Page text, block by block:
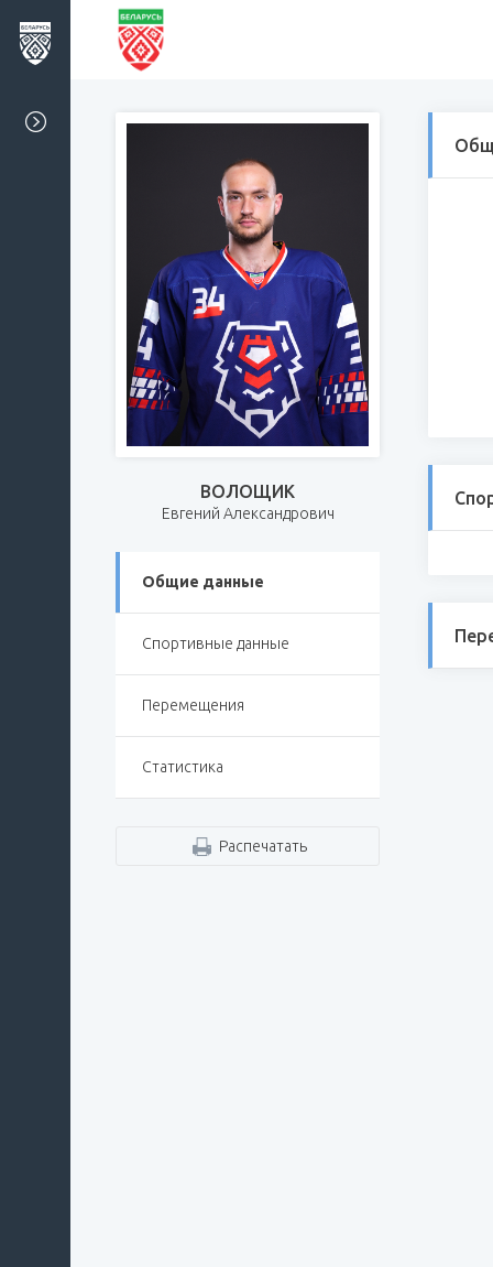
ВОЛОЩИК
Евгений Александрович
Общие данные
Спортивные данные
Перемещения
Статистика
Распечатать